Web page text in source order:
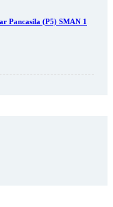
Pancasila (P5) SMAN 1